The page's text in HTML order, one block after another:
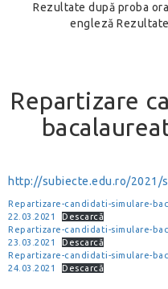
Rezultate după proba
engleză
Repartizare
http://subiecte.edu.ro/2021/
Repartizare-candidati-simulare-
22.03.2021
Descarcă
Repartizare-candidati-simulare-
23.03.2021
Descarcă
Repartizare-candidati-simulare-
24.03.2021
Descarcă